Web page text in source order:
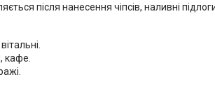
після нанесення чіпсів, наливні
кафе.